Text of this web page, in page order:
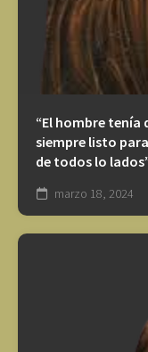
“El hombre tenía
siempre listo
de todos lo
marzo 18, 2024